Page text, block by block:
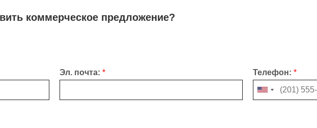
коммерческое предложение?
Эл. почта: * Телефон: *